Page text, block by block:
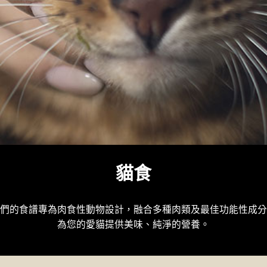
貓食
的食譜專為肉食性動物設計，融合多種肉類及最佳功能性成
為您的愛貓提供美味、純淨的營養。